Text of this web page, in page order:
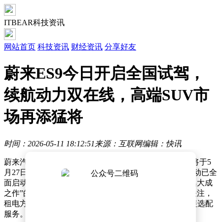
ITBEAR科技资讯
网站首页 科技资讯 财经资讯 分享好友
蔚来ES9今日开启全国试驾，
续航动力双在线，高端SUV市
场再添猛将
时间：2026-05-11 18:12:51 来源：互联网编辑：快讯
蔚来汽车近日宣布，其智能电动行政旗舰SUV蔚来ES9将于5
月27日正式上市并同步开启交付，目前全国用户试驾活动已全
面启动。这款被蔚来创始人李斌誉为“十一年体系创新集大成
之作”的车型，自4月9日开启预售以来便引发市场高度关注，
租电方案预售价42万元起，提供7种车身颜色及玄金套装选配
服务。